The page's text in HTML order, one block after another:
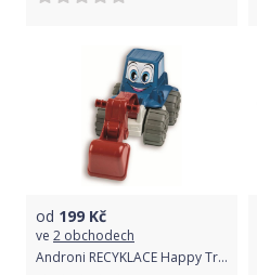
od 199 Kč
ve 2 obchodech
Androni RECYKLACE Happy Truck bagr - 36 cm